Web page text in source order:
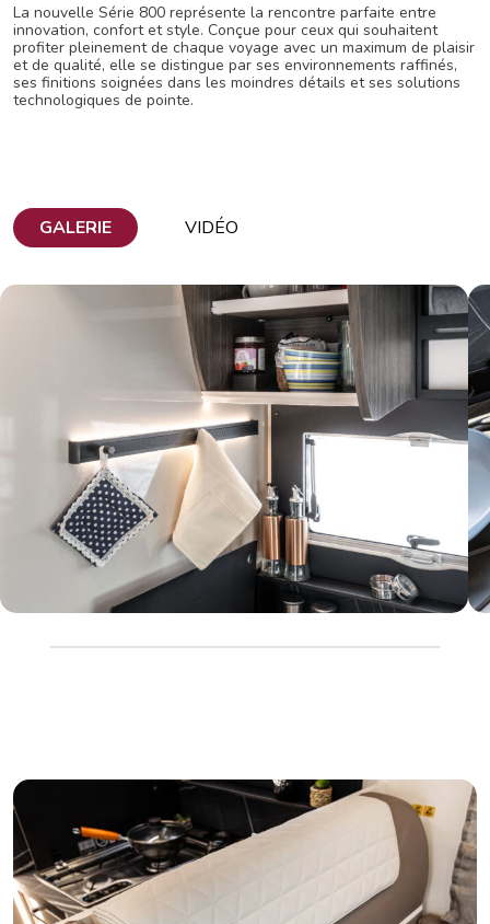
La nouvelle Série 800 représente la rencontre parfaite entre
innovation, confort et style. Conçue pour ceux qui souhaitent
profiter pleinement de chaque voyage avec un maximum de plaisir
et de qualité, elle se distingue par ses environnements raffinés,
ses finitions soignées dans les moindres détails et ses solutions
technologiques de pointe.
GALERIE VIDÉO